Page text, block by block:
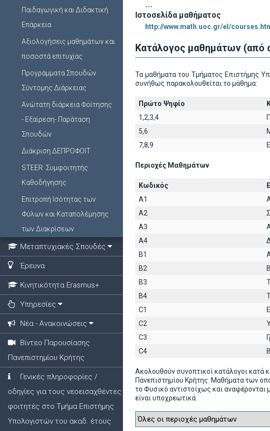
Παιδαγωγική και Διδακτική
Επάρκεια
Αξιολογήσεις μαθημάτων και
ποσοστά επιτυχίας
Προγράμματα Σπουδών
Σύντομης Διάρκειας
Ανώτατη διάρκεια Φοίτησης
- Εξαίρεση- Παράταση
Σπουδών
Διάκριση ΔΕΠΡΟΦΟΙΤ
STEER: Συμφοιτητής
Καθοδήγησης
Επιτροπή Ισότητας των
Φύλων και Καταπολέμησης
των Διακρίσεων
Μεταπτυχιακές Σπουδές
Έρευνα
Κινητικότητα Erasmus+
Υπηρεσίες
Νέα - Ανακοινώσεις
Βίντεο Παρουσίασης
Πανεπιστημίου Κρήτης
Γενικές πληροφορίες /
οδηγίες για τους νεοεισαχθέντες
φοιτητές στο Τμήμα Επιστήμης
Υπολογιστών του ακαδ. έτους
---
Ιστοσελίδα μαθήματος
http://www.math.uoc.gr/el/
Κατάλογος μαθημάτων (από
Τα μαθήματα του Τμήματος Επιστήμης
συνήθως παρακολουθείται το μάθημα:
Πρώτο Ψηφίο
1,2,3,4
5,6
7,8,9
Περιοχές Μαθημάτων
Κωδικός
A1
A2
A3
A4
B1
B2
B3
B4
C1
C2
C3
C4
Ακολουθούν συνοπτικοί κατάλογοι
Πανεπιστημίου Κρήτης. Μαθήματα των
το Φυσικό αντιστοίχως και αναφέρονται
είναι υποχρεωτικά.